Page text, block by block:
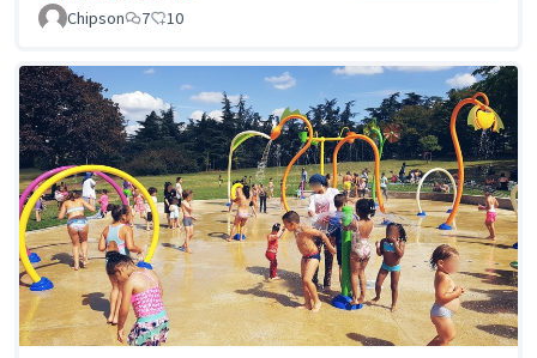
Chipson
7 10